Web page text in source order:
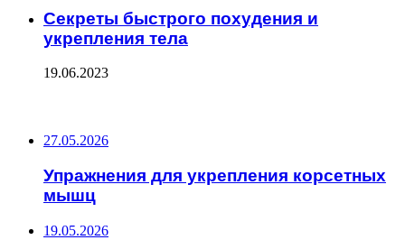
Секреты быстрого похудения и
укрепления тела
19.06.2023
27.05.2026
Упражнения для укрепления корсетных
мышц
19.05.2026